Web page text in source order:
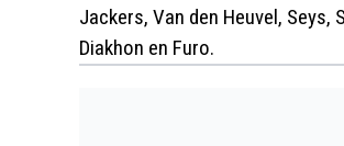
Jackers, Van den Heuvel, Seys,
Diakhon en Furo.